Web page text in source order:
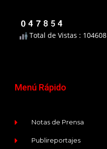
Total de Vistas : 104608
Menú Rápido
Notas de Prensa
Publireportajes